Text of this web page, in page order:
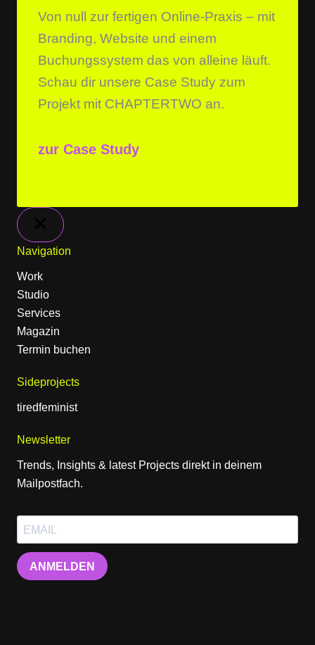
Von null zur fertigen Online-Praxis – mit
Branding, Website und einem
Buchungssystem das von alleine läuft.
Schau dir unsere Case Study zum
Projekt mit CHAPTERTWO an.
zur Case Study
Navigation
Work
Studio
Services
Magazin
Termin buchen
Sideprojects
tiredfeminist
Newsletter
Trends, Insights & latest Projects direkt in deinem
Mailpostfach.
ANMELDEN